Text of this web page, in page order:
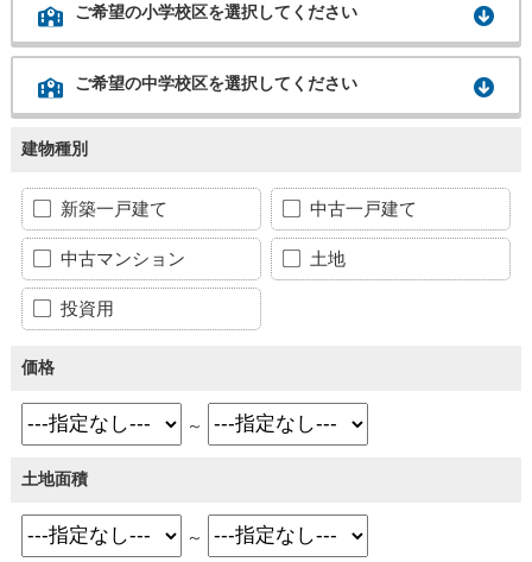
ご希望の小学校区を選択してください
ご希望の中学校区を選択してください
建物種別
新築一戸建て 中古一戸建て
中古マンション 土地
投資用
価格
～
土地面積
～